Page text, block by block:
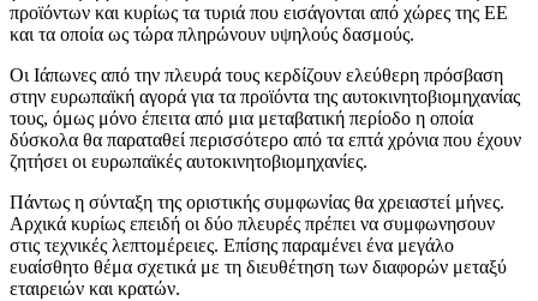
προϊόντων και κυρίως τα τυριά που εισάγονται από χώρες της ΕΕ
και τα οποία ως τώρα πληρώνουν υψηλούς δασμούς.
Οι Ιάπωνες από την πλευρά τους κερδίζουν ελεύθερη πρόσβαση
στην ευρωπαϊκή αγορά για τα προϊόντα της αυτοκινητοβιομηχανίας
τους, όμως μόνο έπειτα από μια μεταβατική περίοδο η οποία
δύσκολα θα παραταθεί περισσότερο από τα επτά χρόνια που έχουν
ζητήσει οι ευρωπαϊκές αυτοκινητοβιομηχανίες.
Πάντως η σύνταξη της οριστικής συμφωνίας θα χρειαστεί μήνες.
Αρχικά κυρίως επειδή οι δύο πλευρές πρέπει να συμφωνησουν
στις τεχνικές λεπτομέρειες. Επίσης παραμένει ένα μεγάλο
ευαίσθητο θέμα σχετικά με τη διευθέτηση των διαφορών μεταξύ
εταιρειών και κρατών.